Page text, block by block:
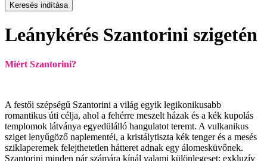
Keresés indítása
Leánykérés Szantorini szigetén
Miért Szantorini?
A festői szépségű Szantorini a világ egyik legikonikusabb
romantikus úti célja, ahol a fehérre meszelt házak és a kék kupolás
templomok látványa egyedülálló hangulatot teremt. A vulkanikus
sziget lenyűgöző naplementéi, a kristálytiszta kék tenger és a mesés
sziklaperemek felejthetetlen hátteret adnak egy álomesküvőnek.
Szantorini minden pár számára kínál valami különlegeset: exkluzív